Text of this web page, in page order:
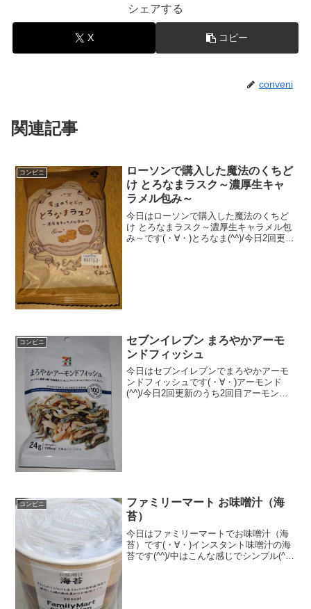
シェアする
X コピー
conveni
関連記事
コンビニ
ローソンで購入した魔法のくちど
け とろなまラスク～濃厚生キャ
ラメル包み～
今日はローソンで購入した魔法のくちど
け とろなまラスク～濃厚生キャラメル包
み～です(・∀・)とろなま(^^)/今日2回更新
コンビニ
セブンイレブン まろやかアーモ
ンドフィッシュ
今日はセブンイレブンでまろやかアーモ
ンドフィッシュです(・∀・)アーモンド
(^^)/今日2回更新のうち2回目アーモンド
コンビニ
ファミリーマート お味噌汁（海
苔）
今日はファミリーマートでお味噌汁（海
苔）です(・∀・)インスタント味噌汁の海
苔です(^^)/中はこんな感じでシンプル(^^)